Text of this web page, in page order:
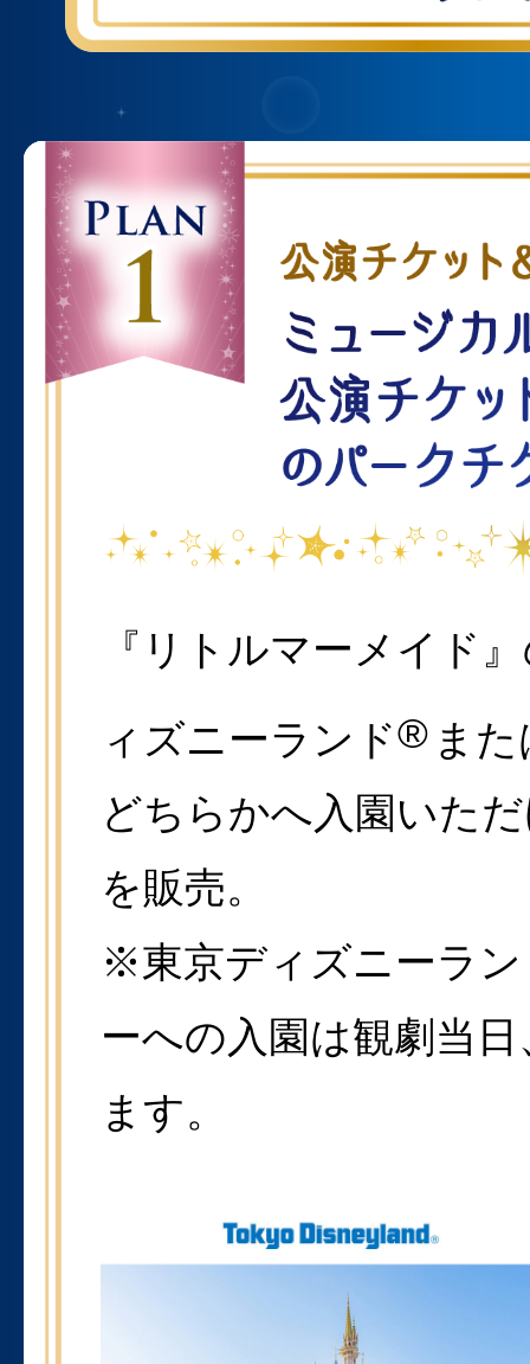
『リトルマーメイド
ィズニーランド® ま
どちらかへ入園いた
を販売。
※東京ディズニーラ
ーへの入園は観劇当
ます。